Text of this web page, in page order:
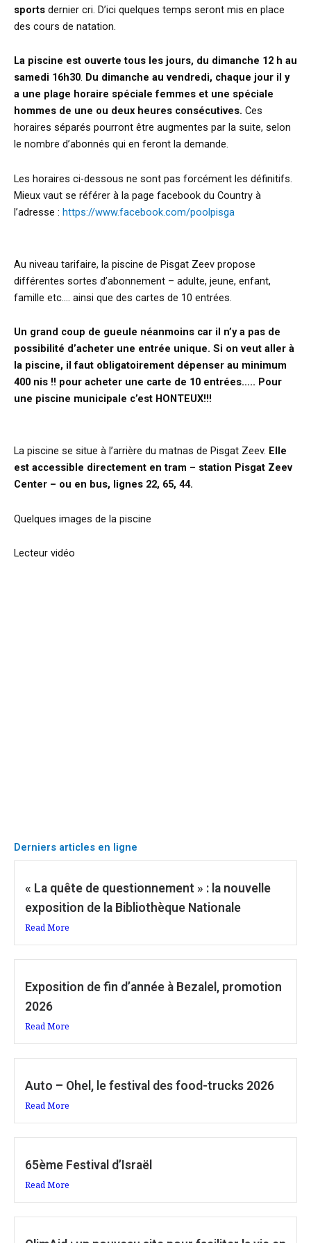
sports dernier cri. D’ici quelques temps seront mis en place
des cours de natation.
La piscine est ouverte tous les jours, du dimanche 12 h au
samedi 16h30. Du dimanche au vendredi, chaque jour il y
a une plage horaire spéciale femmes et une spéciale
hommes de une ou deux heures consécutives. Ces
horaires séparés pourront être augmentes par la suite, selon
le nombre d’abonnés qui en feront la demande.
Les horaires ci-dessous ne sont pas forcément les définitifs.
Mieux vaut se référer à la page facebook du Country à
l’adresse : https://www.facebook.com/poolpisga
Au niveau tarifaire, la piscine de Pisgat Zeev propose
différentes sortes d’abonnement – adulte, jeune, enfant,
famille etc.… ainsi que des cartes de 10 entrées.
Un grand coup de gueule néanmoins car il n’y a pas de
possibilité d’acheter une entrée unique. Si on veut aller à
la piscine, il faut obligatoirement dépenser au minimum
400 nis !! pour acheter une carte de 10 entrées….. Pour
une piscine municipale c’est HONTEUX!!!
La piscine se situe à l’arrière du matnas de Pisgat Zeev. Elle
est accessible directement en tram – station Pisgat Zeev
Center – ou en bus, lignes 22, 65, 44.
Quelques images de la piscine
Lecteur vidéo
Derniers articles en ligne
« La quête de questionnement » : la nouvelle
exposition de la Bibliothèque Nationale
Read More
Exposition de fin d’année à Bezalel, promotion
2026
Read More
Auto – Ohel, le festival des food-trucks 2026
Read More
65ème Festival d’Israël
Read More